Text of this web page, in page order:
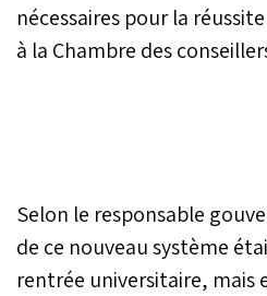
nécessaires pour la
à la Chambre des
Selon le responsable
de ce nouveau système
rentrée universitaire, mais